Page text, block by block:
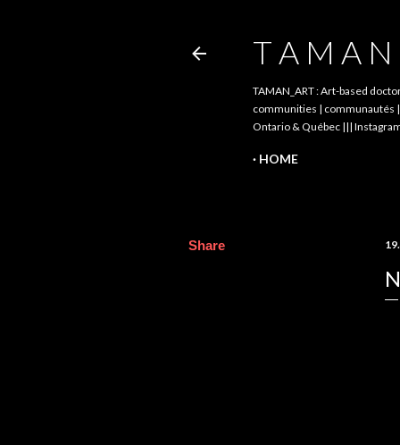
T A M A N
TAMAN_ART : Art-based
communities | communautés
Ontario & Québec |||
HOME
Share